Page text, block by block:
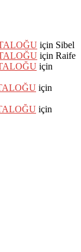
için Sibel
için Raife
için
için
için